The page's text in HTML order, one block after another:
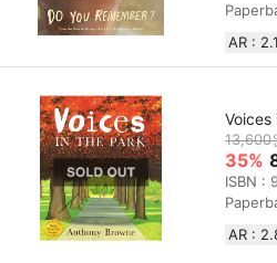
AR : 2.1
Voices
13,600
35%
ISBN :
AR :